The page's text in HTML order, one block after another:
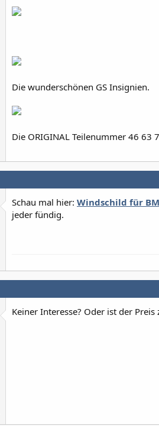
Die wunderschönen GS Insignien.
Die ORIGINAL Teilenummer 46 63
Schau mal hier: Windschild für
jeder fündig.
Keiner Interesse? Oder ist der Preis